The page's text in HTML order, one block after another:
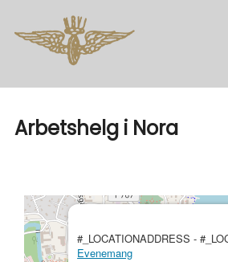
Arbetshelg i Nora
#_LOCATIONADDRESS -
Evenemang